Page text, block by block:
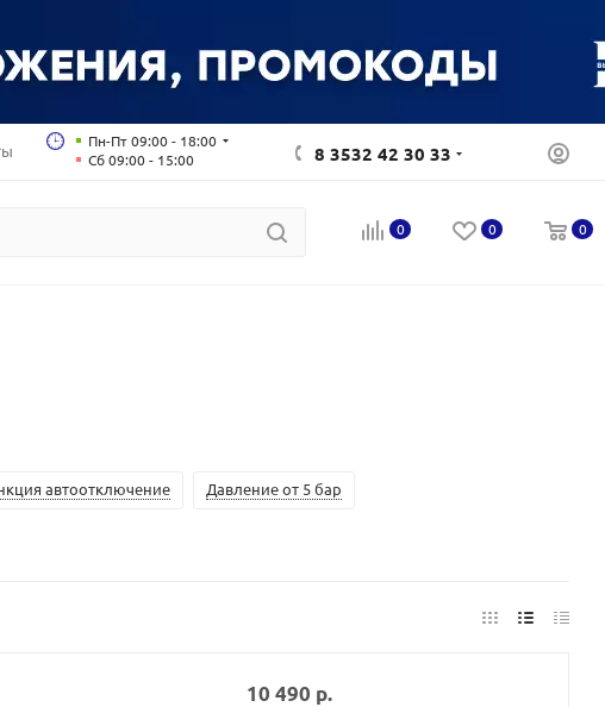
Пн-Пт 09:00 - 18:00
Сб 09:00 - 15:00
8 3532 42 30 33
0 0 0
автоотключение Давление от 5 бар
10 490 р.